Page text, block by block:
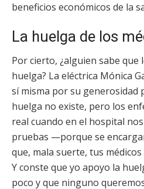
beneficios económicos de la
La huelga de los
Por cierto, ¿alguien sabe que
huelga? La eléctrica Mónica
sí misma por su generosidad
huelga no existe, pero los
real cuando en el hospital
pruebas —porque se
que, mala suerte, tus
Y conste que yo apoyo la
poco y que ninguno